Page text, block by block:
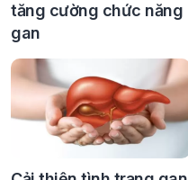
tăng cường chức năng
gan